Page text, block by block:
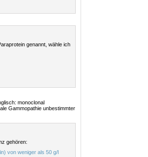
genannt, wähle ich
monoclonal
Gammopathie unbestimmter
gehören:
von weniger als 50 g/l